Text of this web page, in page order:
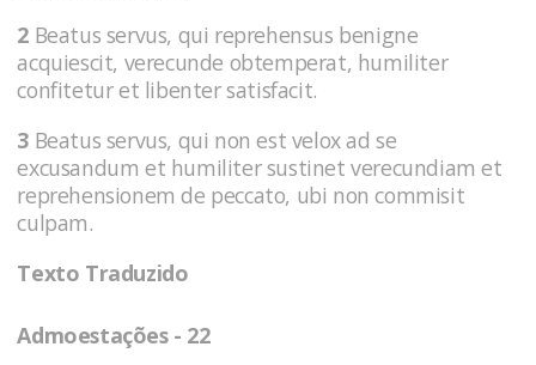
2 Beatus servus, qui reprehensus benigne
acquiescit, verecunde obtemperat, humiliter
confitetur et libenter satisfacit.
3 Beatus servus, qui non est velox ad se
excusandum et humiliter sustinet verecundiam et
reprehensionem de peccato, ubi non commisit
culpam.
Texto Traduzido
Admoestações - 22